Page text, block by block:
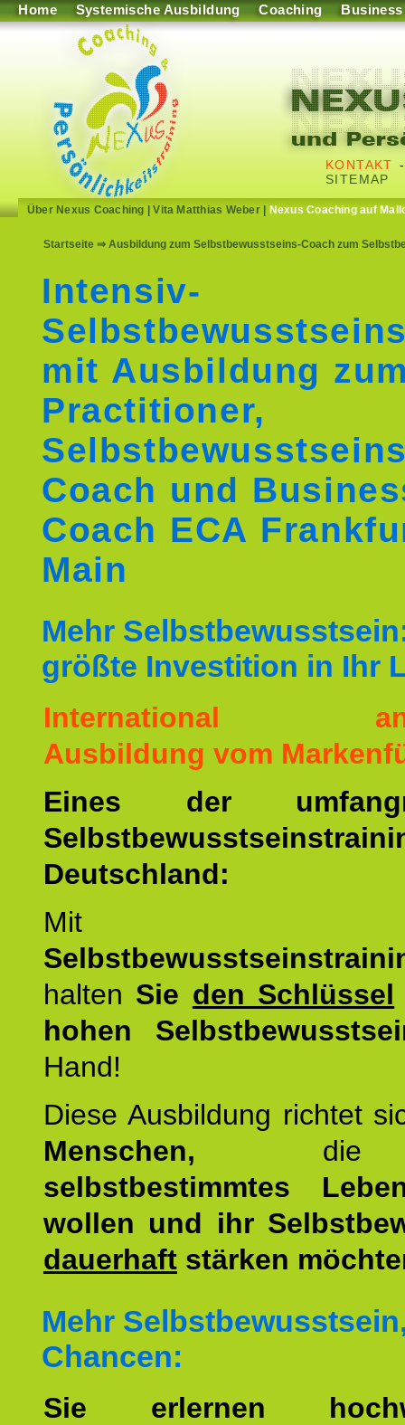
Home Systemische Ausbildung Coaching Business
KONTAKT
SITEMAP
Über Nexus Coaching |Vita Matthias Weber| Nexus Coaching auf
Startseite ⇒ Ausbildung zum Selbstbewusstseins-Coach zum
Intensiv-
mit Ausbildung
Practitioner,
Coach und
Coach ECA
Main
Mehr
größte Investition in Ihr
International
Ausbildung vom
Eines der
Deutschland:
Mit
halten Sie den Schlüssel
hohen
Hand!
Diese Ausbildung richtet
Menschen,
selbstbestimmtes
wollen und ihr
dauerhaft stärken
Mehr
Chancen:
Sie erlernen